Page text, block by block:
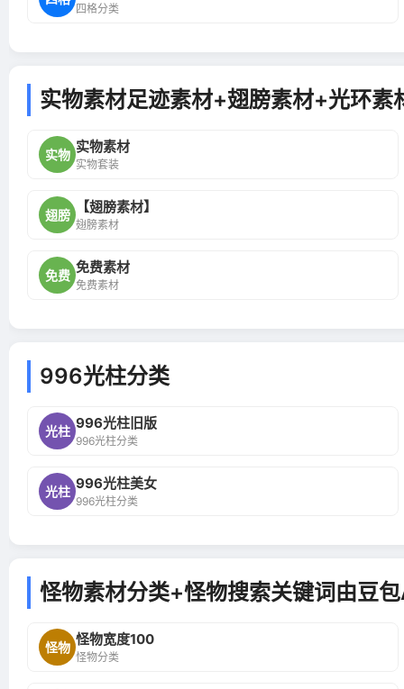
四格分类
实物素材足迹素材+翅膀素材+光环
实物 实物素材
实物套装
翅膀 【翅膀素材】
翅膀素材
免费 免费素材
免费素材
996光柱分类
光柱 996光柱旧版
996光柱分类
光柱 996光柱美女
996光柱分类
怪物素材分类+怪物搜索关键词由豆
怪物 怪物宽度100
怪物分类